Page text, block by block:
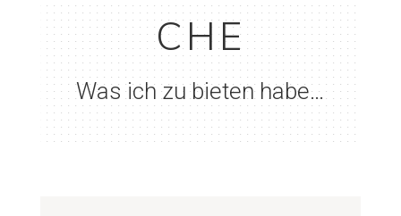
CHE
Was ich zu bieten habe…